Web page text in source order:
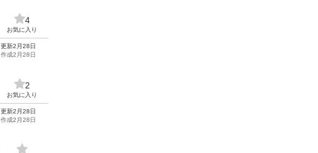
4
お気に入り
更新2月28日
作成2月28日
2
お気に入り
更新2月28日
作成2月28日